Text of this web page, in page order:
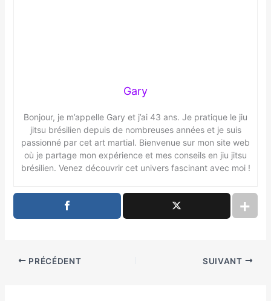
Gary
Bonjour, je m’appelle Gary et j’ai 43 ans. Je pratique le jiu
jitsu brésilien depuis de nombreuses années et je suis
passionné par cet art martial. Bienvenue sur mon site web
où je partage mon expérience et mes conseils en jiu jitsu
brésilien. Venez découvrir cet univers fascinant avec moi !
PRÉCÉDENT SUIVANT